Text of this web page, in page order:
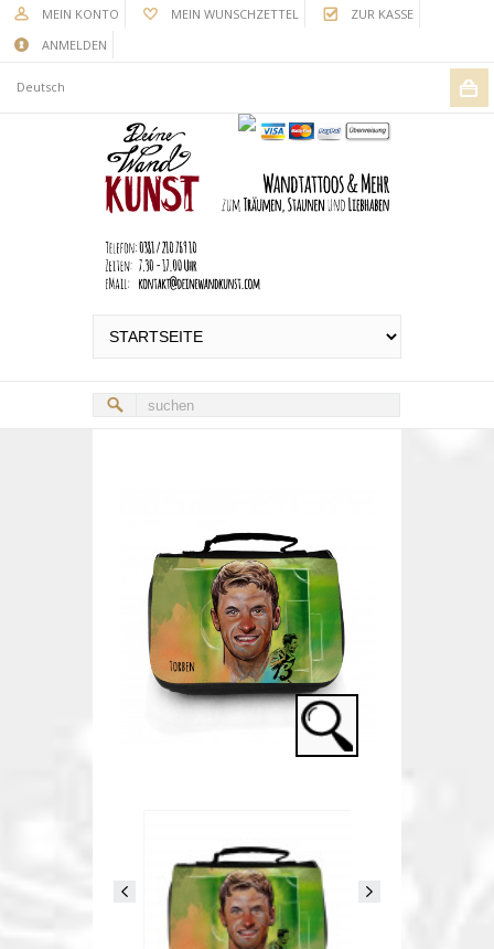
MEIN KONTO MEIN WUNSCHZETTEL
ZUR KASSE
ANMELDEN
Deutsch